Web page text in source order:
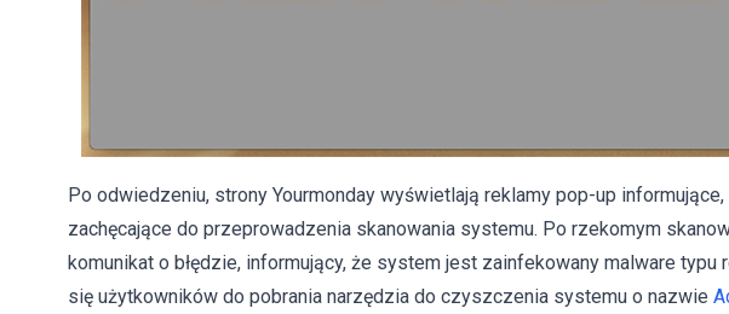
Po odwiedzeniu, strony Yourmonday wyświetlają reklamy pop-up
zachęcające do przeprowadzenia skanowania systemu. Po rzekomym
komunikat o błędzie, informujący, że system jest zainfekowany malware typu
się użytkowników do pobrania narzędzia do czyszczenia systemu o nazwie